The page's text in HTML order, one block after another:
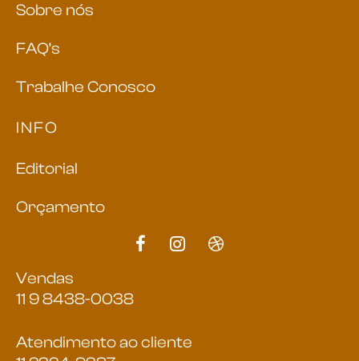
Sobre nós
FAQ’s
Trabalhe Conosco
INFO
Editorial
Orçamento
Vendas
11 9 8438-0038
Atendimento ao cliente